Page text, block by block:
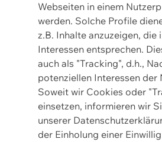
Webseiten in einem
werden. Solche Profile
z.B. Inhalte anzuzeigen, die
Interessen entsprechen.
auch als "Tracking", d.h.,
potenziellen Interessen der
Soweit wir Cookies oder
einsetzen, informieren wir
unserer
der Einholung einer